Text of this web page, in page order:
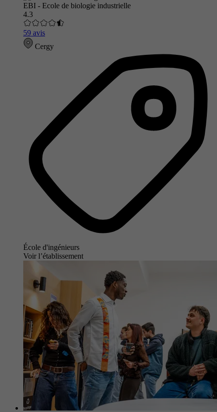
EBI - Ecole de biologie industrielle
4.3
59 avis
Cergy
École d'ingénieurs
Voir l’établissement